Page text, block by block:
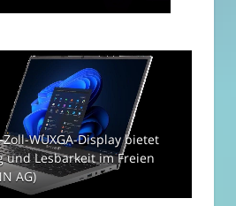
WUXGA-Display bietet
und Lesbarkeit im Freien
AG)